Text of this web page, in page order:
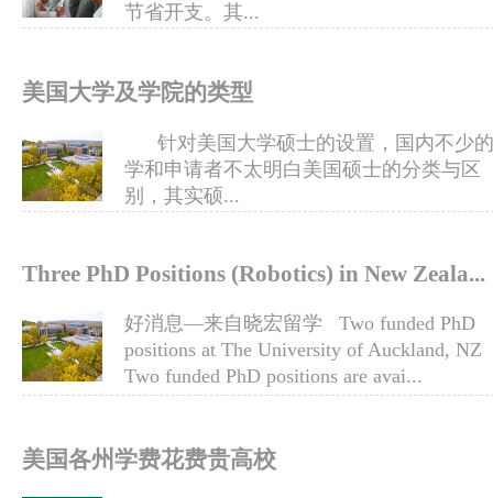
节省开支。其...
美国大学及学院的类型
针对美国大学硕士的设置，国内不少
学和申请者不太明白美国硕士的分类与区
别，其实硕...
Three PhD Positions (Robotics) in New Zeala...
好消息—来自晓宏留学 Two funded PhD
positions at The University of Auckland, NZ
Two funded PhD positions are avai...
美国各州学费花费贵高校